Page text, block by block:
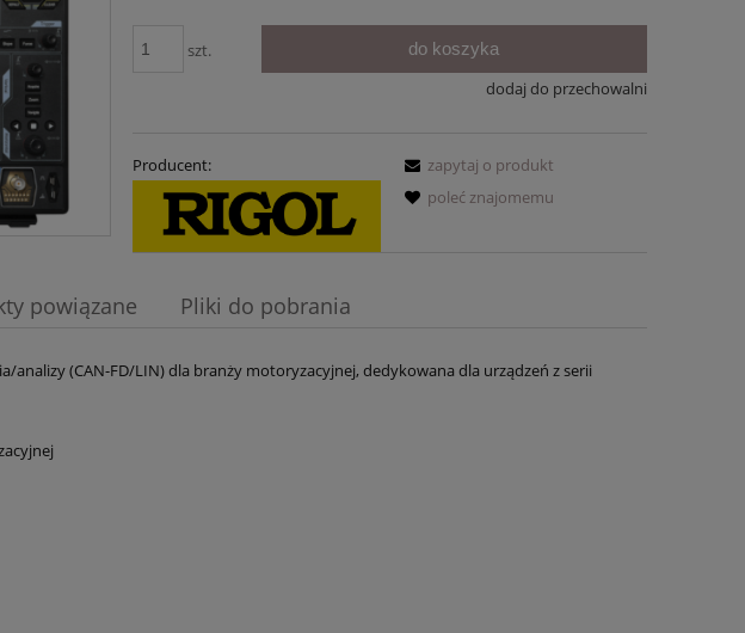
szt. do koszyka
dodaj do przechowalni
Producent:
zapytaj o produkt
poleć znajomemu
ewentualnych kosztów
powiązane Pliki do pobrania
analizy (CAN-FD/LIN) dla branży motoryzacyjnej, dedykowana dla urządzeń z serii